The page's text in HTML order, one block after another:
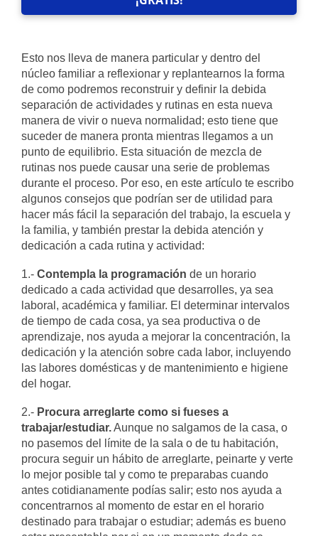
Esto nos lleva de manera particular y dentro del
núcleo familiar a reflexionar y replantearnos la forma
de como podremos reconstruir y definir la debida
separación de actividades y rutinas en esta nueva
manera de vivir o nueva normalidad; esto tiene que
suceder de manera pronta mientras llegamos a un
punto de equilibrio. Esta situación de mezcla de
rutinas nos puede causar una serie de problemas
durante el proceso. Por eso, en este artículo te escribo
algunos consejos que podrían ser de utilidad para
hacer más fácil la separación del trabajo, la escuela y
la familia, y también prestar la debida atención y
dedicación a cada rutina y actividad:
1.- Contempla la programación de un horario
dedicado a cada actividad que desarrolles, ya sea
laboral, académica y familiar. El determinar intervalos
de tiempo de cada cosa, ya sea productiva o de
aprendizaje, nos ayuda a mejorar la concentración, la
dedicación y la atención sobre cada labor, incluyendo
las labores domésticas y de mantenimiento e higiene
del hogar.
2.- Procura arreglarte como si fueses a
trabajar/estudiar.Aunque no salgamos de la casa, o
no pasemos del límite de la sala o de tu habitación,
procura seguir un hábito de arreglarte, peinarte y verte
lo mejor posible tal y como te preparabas cuando
antes cotidianamente podías salir; esto nos ayuda a
concentrarnos al momento de estar en el horario
destinado para trabajar o estudiar; además es bueno